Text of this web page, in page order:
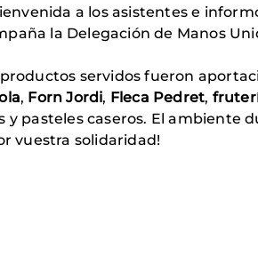
a los asistentes e
la Delegación de Manos
servidos fueron
, Forn Jordi, Fleca Pedret,
y pasteles caseros. El ambiente
vuestra solidaridad!